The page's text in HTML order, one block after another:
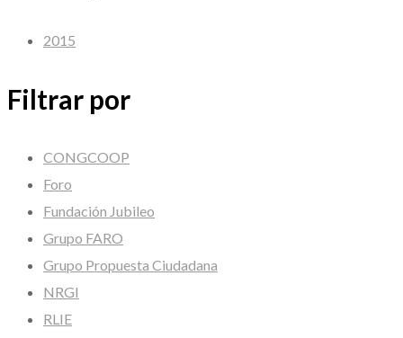
2015
Filtrar por
CONGCOOP
Foro
Fundación Jubileo
Grupo FARO
Grupo Propuesta Ciudadana
NRGI
RLIE